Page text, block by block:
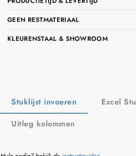
GEEN RESTMATERIAAL
KLEURENSTAAL & SHOWROOM
Stuklijst invoeren
Excel
Uitleg kolommen